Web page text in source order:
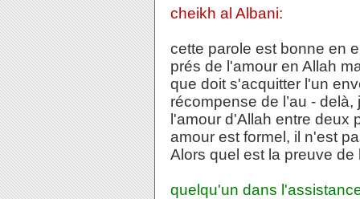
cheikh al Albani:
cette parole est bonne en
prés de l'amour en Allah
que doit s'acquitter l'un
récompense de l’au -
l'amour d'Allah entre deux
amour est formel, il n'est
Alors quel est la preuve
quelqu'un dans